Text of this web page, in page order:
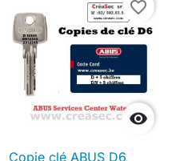

favorite_border
Copie clé ABUS D6